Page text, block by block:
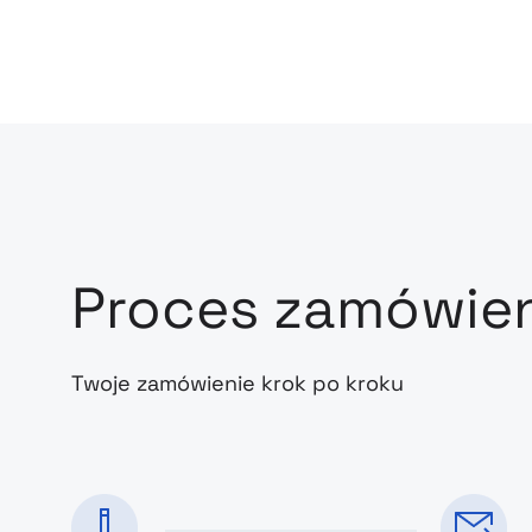
Proces
Twoje zamówienie krok po kroku